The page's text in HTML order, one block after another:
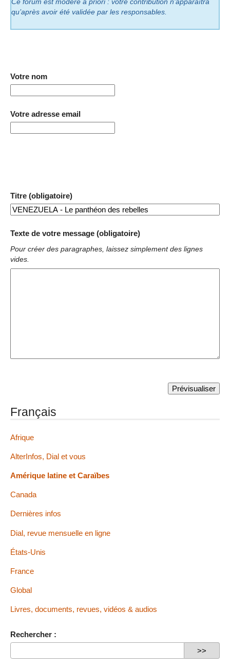
Ce forum est modéré a priori : votre contribution n’apparaîtra
qu’après avoir été validée par les responsables.
Votre nom
Votre adresse email
Titre (obligatoire)
Texte de votre message (obligatoire)
Pour créer des paragraphes, laissez simplement des lignes
vides.
Français
Afrique
AlterInfos, Dial et vous
Amérique latine et Caraïbes
Canada
Dernières infos
Dial, revue mensuelle en ligne
États-Unis
France
Global
Livres, documents, revues, vidéos & audios
Rechercher :